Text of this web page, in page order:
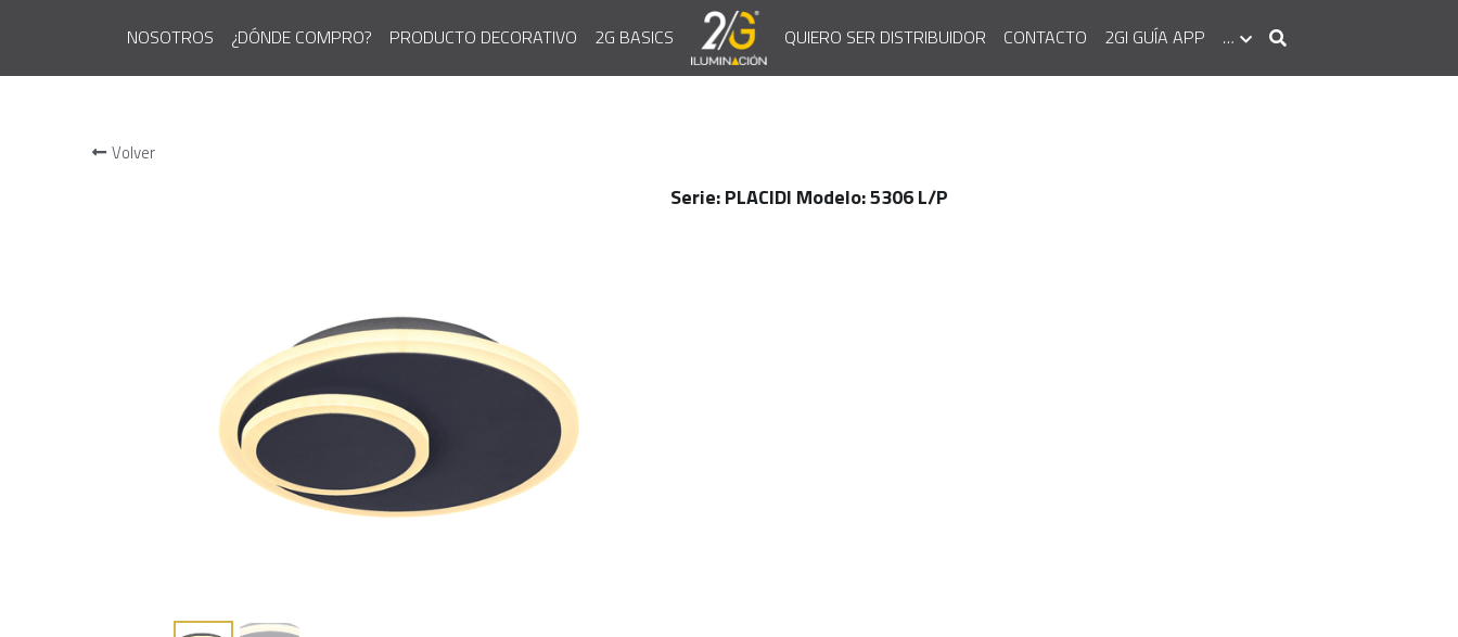
NOSOTROS ¿DÓNDE COMPRO? PRODUCTO DECORATIVO 2G BASICS QUIERO SER DISTRIBUIDOR CONTACTO 2GI GUÍA APP …
Volver
Serie: PLACIDI Modelo: 5306 L/P